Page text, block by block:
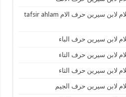
تفسير الاحلام لابن سيرين حرف الام tafsir ahlam
لابن سيرين حرف الباء
لابن سيرين حرف التاء
لابن سيرين حرف الثاء
لابن سيرين حرف الجيم